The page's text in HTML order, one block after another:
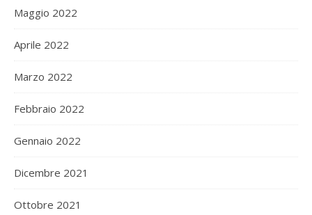
Maggio 2022
Aprile 2022
Marzo 2022
Febbraio 2022
Gennaio 2022
Dicembre 2021
Ottobre 2021